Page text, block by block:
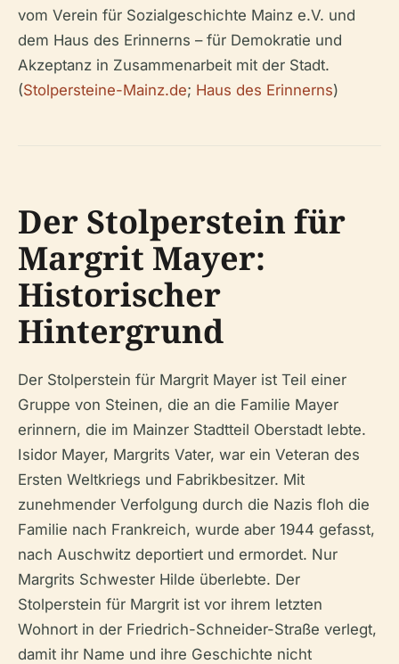
vom Verein für Sozialgeschichte Mainz e.V. und
dem Haus des Erinnerns – für Demokratie und
Akzeptanz in Zusammenarbeit mit der Stadt.
(Stolpersteine-Mainz.de; Haus des Erinnerns)
Der Stolperstein für
Margrit Mayer:
Historischer
Hintergrund
Der Stolperstein für Margrit Mayer ist Teil einer
Gruppe von Steinen, die an die Familie Mayer
erinnern, die im Mainzer Stadtteil Oberstadt lebte.
Isidor Mayer, Margrits Vater, war ein Veteran des
Ersten Weltkriegs und Fabrikbesitzer. Mit
zunehmender Verfolgung durch die Nazis floh die
Familie nach Frankreich, wurde aber 1944 gefasst,
nach Auschwitz deportiert und ermordet. Nur
Margrits Schwester Hilde überlebte. Der
Stolperstein für Margrit ist vor ihrem letzten
Wohnort in der Friedrich-Schneider-Straße verlegt,
damit ihr Name und ihre Geschichte nicht